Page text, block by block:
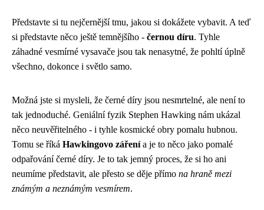
Představte si tu nejčernější tmu, jakou si dokážete vybavit. A teď
si představte něco ještě temnějšího - černou díru. Tyhle
záhadné vesmírné vysavače jsou tak nenasytné, že pohltí úplně
všechno, dokonce i světlo samo.
Možná jste si mysleli, že černé díry jsou nesmrtelné, ale není to
tak jednoduché. Geniální fyzik Stephen Hawking nám ukázal
něco neuvěřitelného - i tyhle kosmické obry pomalu hubnou.
Tomu se říká Hawkingovo zářenía je to něco jako pomalé
odpařování černé díry. Je to tak jemný proces, že si ho ani
neumíme představit, ale přesto se děje přímo na hraně mezi
známým a neznámým vesmírem.